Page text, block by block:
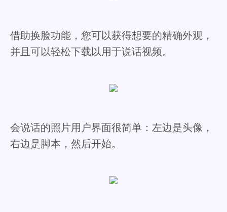
借助换脸功能，您可以获得想要的精确外观，
并且可以轻松下载以用于说话视频。
会说话的照片用户界面很简单：左边是头像，
右边是脚本，然后开始。